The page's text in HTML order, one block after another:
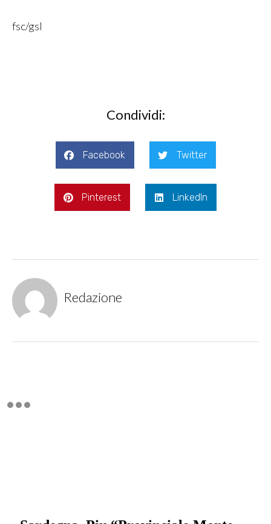
fsc/gsl
Condividi:
Facebook Twitter
Pinterest LinkedIn
Redazione